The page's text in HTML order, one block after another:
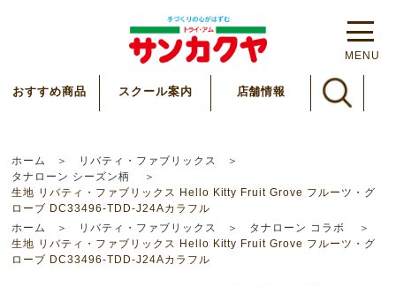
MENU
おすすめ商品 スクール案内 店舗情報
ホーム
リバティ・ファブリックス
タナローン シーズン柄
生地 リバティ・ファブリックス Hello Kitty Fruit Grove フルーツ・グ
ローブ DC33496-TDD-J24Aカラフル
ホーム
リバティ・ファブリックス
タナローン コラボ
生地 リバティ・ファブリックス Hello Kitty Fruit Grove フルーツ・グ
ローブ DC33496-TDD-J24Aカラフル